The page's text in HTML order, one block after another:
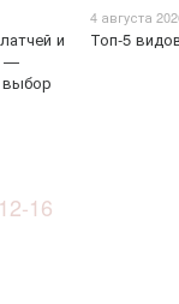
и
—
4 августа
Топ-5
16